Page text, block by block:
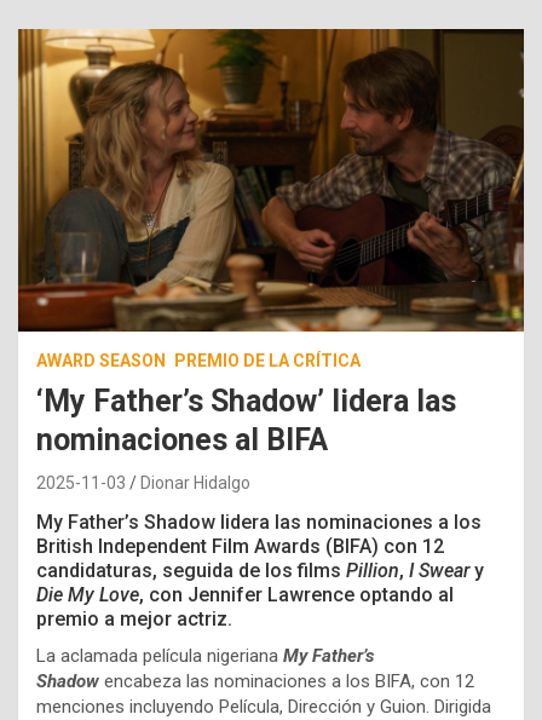
AWARD SEASON PREMIO DE LA CRÍTICA
‘My Father’s Shadow’ lidera las
nominaciones al BIFA
2025-11-03 Dionar Hidalgo
My Father’s Shadow lidera las nominaciones a los
British Independent Film Awards ( BIFA) con 12
candidaturas, seguida de los films Pillion, I Sweary
Die My Love, con Jennifer Lawrence optando al
premio a mejor actriz.
La aclamada película nigeriana My Father’s
Shadow encabeza las nominaciones a los BIFA, con 12
menciones incluyendo Película, Dirección y Guion. Dirigida